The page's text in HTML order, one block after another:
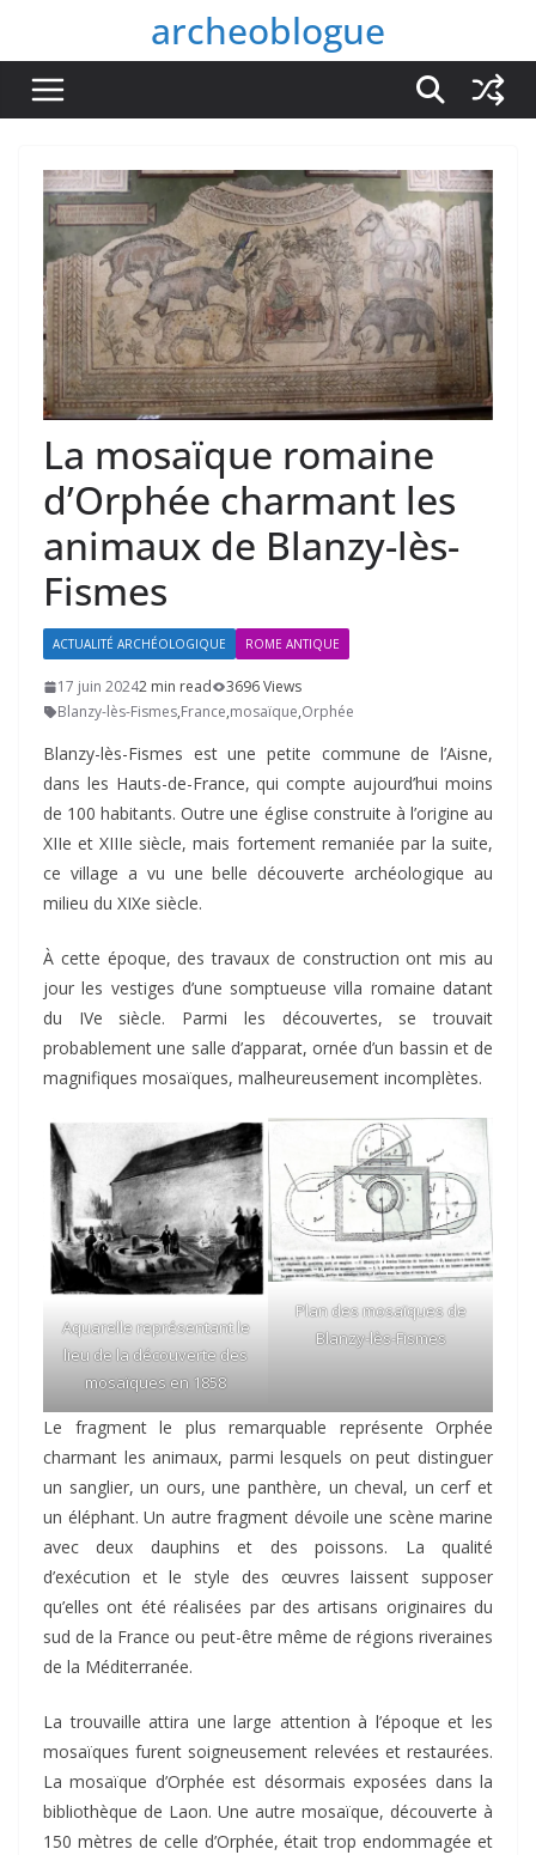
contenu
archeoblogue
La mosaïque romaine
d’Orphée charmant les
animaux de Blanzy-lès-
Fismes
ACTUALITÉ ARCHÉOLOGIQUE ROME ANTIQUE
17 juin 20242 min read
3696 Views
Blanzy-lès-Fismes,France,mosaïque,Orphée
Blanzy-lès-Fismes est une petite commune de l’Aisne,
dans les Hauts-de-France, qui compte aujourd’hui moins
de 100 habitants. Outre une église construite à l’origine au
XIIe et XIIIe siècle, mais fortement remaniée par la suite,
ce village a vu une belle découverte archéologique au
milieu du XIXe siècle.
À cette époque, des travaux de construction ont mis au
jour les vestiges d’une somptueuse villa romaine datant
du IVe siècle. Parmi les découvertes, se trouvait
probablement une salle d’apparat, ornée d’un bassin et de
magnifiques mosaïques, malheureusement incomplètes.
Aquarelle représentant le
lieu de la découverte des
mosaïques en 1858
Plan des mosaïques de
Blanzy-lès-Fismes
Le fragment le plus remarquable représente Orphée
charmant les animaux, parmi lesquels on peut distinguer
un sanglier, un ours, une panthère, un cheval, un cerf et
un éléphant. Un autre fragment dévoile une scène marine
avec deux dauphins et des poissons. La qualité
d’exécution et le style des œuvres laissent supposer
qu’elles ont été réalisées par des artisans originaires du
sud de la France ou peut-être même de régions riveraines
de la Méditerranée.
La trouvaille attira une large attention à l’époque et les
mosaïques furent soigneusement relevées et restaurées.
La mosaïque d’Orphée est désormais exposées dans la
bibliothèque de Laon. Une autre mosaïque, découverte à
150 mètres de celle d’Orphée, était trop endommagée et